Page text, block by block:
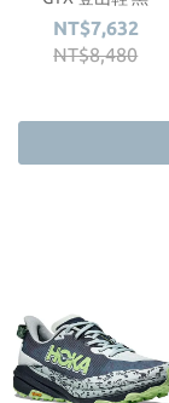
NT$7,632
NT$8,480